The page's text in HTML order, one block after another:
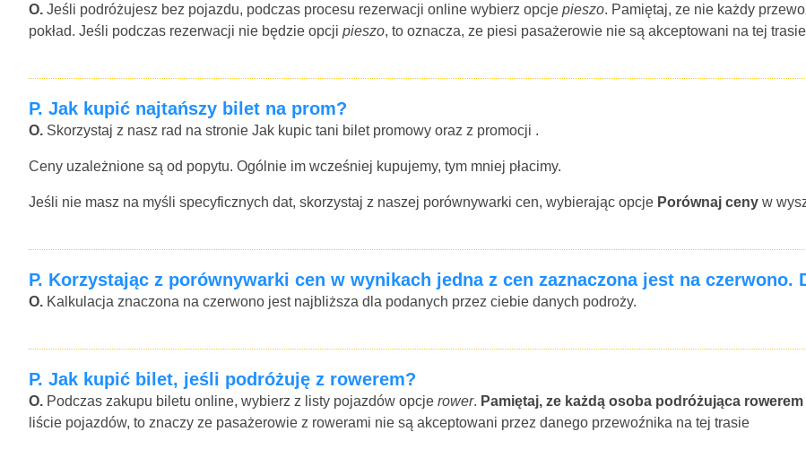
O. Jeśli podróżujesz bez pojazdu, podczas procesu rezerwacji online wybierz opcje pieszo. Pamiętaj, ze nie każdy
pokład. Jeśli podczas rezerwacji nie będzie opcji pieszo, to oznacza, ze piesi pasażerowie nie są akceptowani na tej
P. Jak kupić najtańszy bilet na prom?
O. Skorzystaj z nasz rad na stronie Jak kupic tani bilet promowy oraz z promocji .
Ceny uzależnione są od popytu. Ogólnie im wcześniej kupujemy, tym mniej płacimy.
Jeśli nie masz na myśli specyficznych dat, skorzystaj z naszej porównywarki cen, wybierając opcje Porównaj ceny w
P. Korzystając z porównywarki cen w wynikach jedna z cen zaznaczona jest na czerwono.
O. Kalkulacja znaczona na czerwono jest najbliższa dla podanych przez ciebie danych podroży.
P. Jak kupić bilet, jeśli podróżuję z rowerem?
O. Podczas zakupu biletu online, wybierz z listy pojazdów opcje rower. Pamiętaj, ze każdą osoba podróżująca
liście pojazdów, to znaczy ze pasażerowie z rowerami nie są akceptowani przez danego przewoźnika na tej trasie